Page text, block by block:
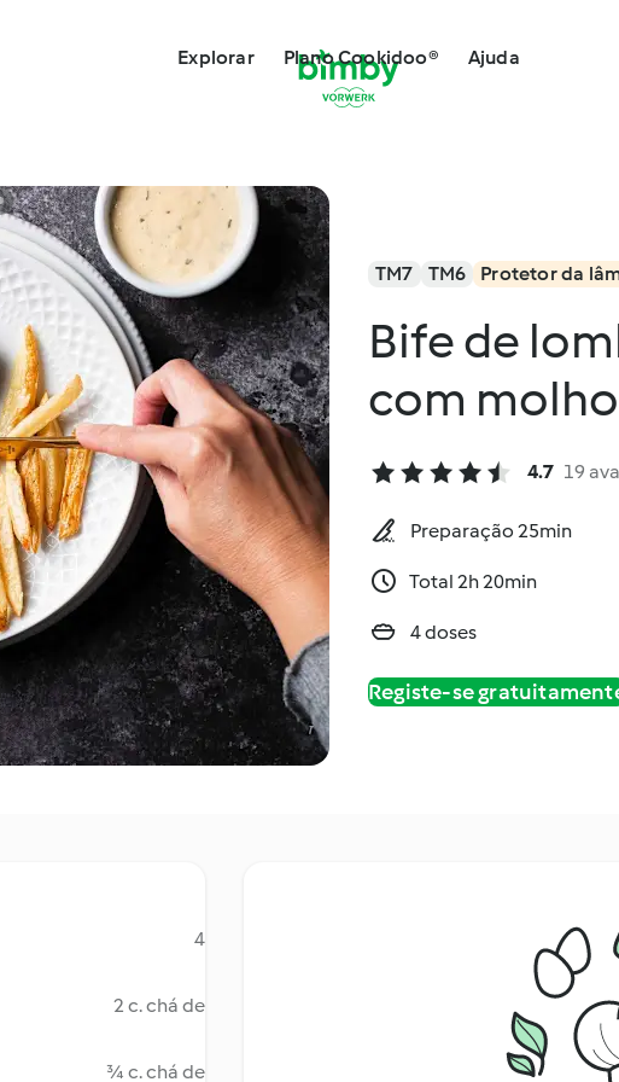
Explorar Plano Cookidoo® Ajuda
TM7 TM6 Protetor da
Bife de
com
4.7 19
Preparação 25min
Total 2h 20min
4 doses
Registe-se
4
2 c. chá de
¾ c. chá de